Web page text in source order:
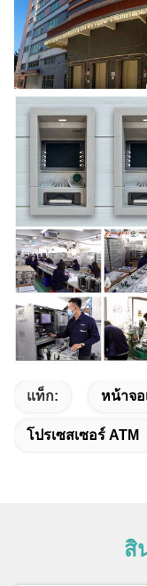
แท็ก: หน้าจอ
โปรเซสเซอร์ ATM
สิ